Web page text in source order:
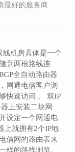
最好的服务商
线机房具体是一个
意两根路线连
全自动路由器
网通电信客户浏
快速访问 。 双IP
上安装二块网
设定一个网通电
上就拥有2个IP地
信网的路由表来
样的路线浏览。